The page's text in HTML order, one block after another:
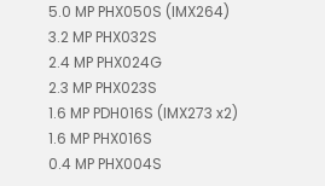
5.0 MP PHX050S (IMX264)
3.2 MP PHX032S
2.4 MP PHX024G
2.3 MP PHX023S
1.6 MP PDH016S (IMX273 x2)
1.6 MP PHX016S
0.4 MP PHX004S